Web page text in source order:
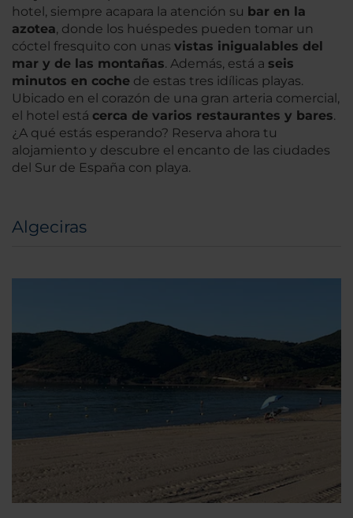
hotel, siempre acapara la atención su bar en la
azotea, donde los huéspedes pueden tomar un
cóctel fresquito con unas vistas inigualables del
mar y de las montañas. Además, está a seis
minutos en coche de estas tres idílicas playas.
Ubicado en el corazón de una gran arteria comercial,
el hotel está cerca de varios restaurantes y bares.
¿A qué estás esperando? Reserva ahora tu
alojamiento y descubre el encanto de las ciudades
del Sur de España con playa.
Algeciras